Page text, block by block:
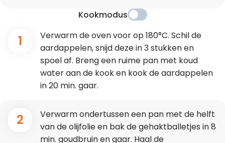
Kookmodus
1
Verwarm de oven voor op 180°C. Schil de
aardappelen, snijd deze in 3 stukken en
spoel af. Breng een ruime pan met koud
water aan de kook en kook de aardappelen
in 20 min. gaar.
2
Verwarm ondertussen een pan met de helft
van de olijfolie en bak de gehaktballetjes in 8
min. goudbruin en gaar. Haal de